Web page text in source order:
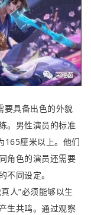
要具备出色的外貌
。男性演员的标准
165厘米以上。他们
角色的演员还需要
同设定。
人”必须能够以生
生共鸣。通过观察